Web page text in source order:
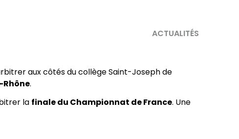
ACTUALITÉS
aux côtés du collège Saint-Joseph de
.
la finale du Championnat de France. Une